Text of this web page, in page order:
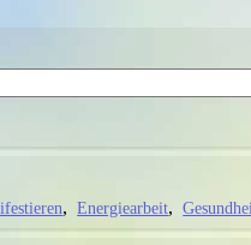
Energiearbeit